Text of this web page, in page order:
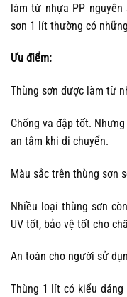
làm từ nhựa PP
sơn 1 lít thường có
Ưu điểm:
Thùng sơn được làm từ
Chống va đập tốt.
an tâm khi di chuyển.
Màu sắc trên thùng sơn
Nhiều loại thùng sơn
UV tốt, bảo vệ tốt cho
An toàn cho người sử
Thùng 1 lít có kiểu